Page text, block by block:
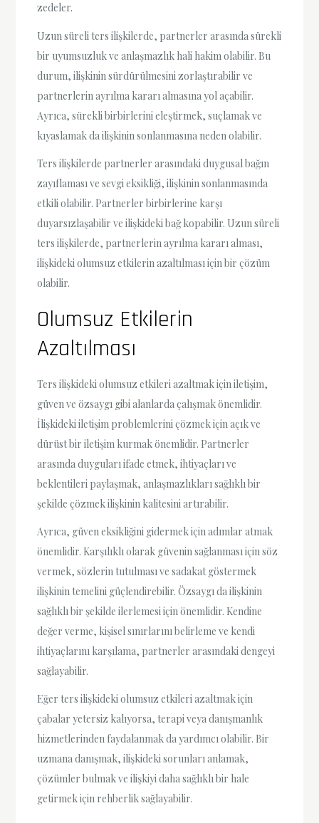
zedeler.
Uzun süreli ters ilişkilerde, partnerler arasında sürekli
bir uyumsuzluk ve anlaşmazlık hali hakim olabilir. Bu
durum, ilişkinin sürdürülmesini zorlaştırabilir ve
partnerlerin ayrılma kararı almasına yol açabilir.
Ayrıca, sürekli birbirlerini eleştirmek, suçlamak ve
kıyaslamak da ilişkinin sonlanmasına neden olabilir.
Ters ilişkilerde partnerler arasındaki duygusal bağın
zayıflaması ve sevgi eksikliği, ilişkinin sonlanmasında
etkili olabilir. Partnerler birbirlerine karşı
duyarsızlaşabilir ve ilişkideki bağ kopabilir. Uzun süreli
ters ilişkilerde, partnerlerin ayrılma kararı alması,
ilişkideki olumsuz etkilerin azaltılması için bir çözüm
olabilir.
Olumsuz Etkilerin
Azaltılması
Ters ilişkideki olumsuz etkileri azaltmak için iletişim,
güven ve özsaygı gibi alanlarda çalışmak önemlidir.
İlişkideki iletişim problemlerini çözmek için açık ve
dürüst bir iletişim kurmak önemlidir. Partnerler
arasında duyguları ifade etmek, ihtiyaçları ve
beklentileri paylaşmak, anlaşmazlıkları sağlıklı bir
şekilde çözmek ilişkinin kalitesini artırabilir.
Ayrıca, güven eksikliğini gidermek için adımlar atmak
önemlidir. Karşılıklı olarak güvenin sağlanması için söz
vermek, sözlerin tutulması ve sadakat göstermek
ilişkinin temelini güçlendirebilir. Özsaygı da ilişkinin
sağlıklı bir şekilde ilerlemesi için önemlidir. Kendine
değer verme, kişisel sınırlarını belirleme ve kendi
ihtiyaçlarını karşılama, partnerler arasındaki dengeyi
sağlayabilir.
Eğer ters ilişkideki olumsuz etkileri azaltmak için
çabalar yetersiz kalıyorsa, terapi veya danışmanlık
hizmetlerinden faydalanmak da yardımcı olabilir. Bir
uzmana danışmak, ilişkideki sorunları anlamak,
çözümler bulmak ve ilişkiyi daha sağlıklı bir hale
getirmek için rehberlik sağlayabilir.